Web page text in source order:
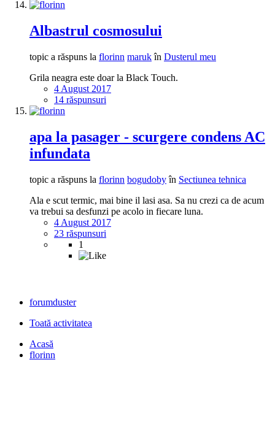
Albastrul cosmosului
topic a răspuns la florinn marukîn Dusterul meu
Grila neagra este doar la Black Touch.
4 August 2017
14 răspunsuri
apa la pasager - scurgere condens AC
infundata
topic a răspuns la florinn bogudobyîn Sectiunea tehnica
Ala e scut termic, mai bine il lasi asa. Sa nu crezi ca de acum
va trebui sa desfunzi pe acolo in fiecare luna.
4 August 2017
23 răspunsuri
1
forumduster
Toată activitatea
Acasă
florinn